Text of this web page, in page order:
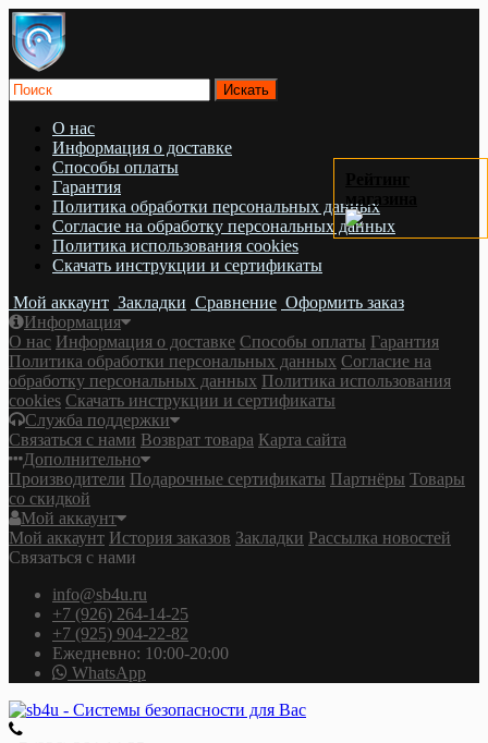
О нас
Информация о доставке
Cпособы оплаты
Гарантия
Политика обработки персональных данных
Согласие на обработку персональных данных
Политика использования cookies
Скачать инструкции и сертификаты
Мой аккаунт Закладки Сравнение Оформить заказ
Информация
О нас Информация о доставке Cпособы оплаты Гарантия
Политика обработки персональных данных Согласие на
обработку персональных данных Политика использования
cookies Скачать инструкции и сертификаты
Служба поддержки
Связаться с нами Возврат товара Карта сайта
Дополнительно
Производители Подарочные сертификаты Партнёры Товары
со скидкой
Мой аккаунт
Мой аккаунт История заказов Закладки Рассылка новостей
Связаться с нами
info@sb4u.ru
+7 (926) 264-14-25
+7 (925) 904-22-82
Ежедневно: 10:00-20:00
WhatsApp